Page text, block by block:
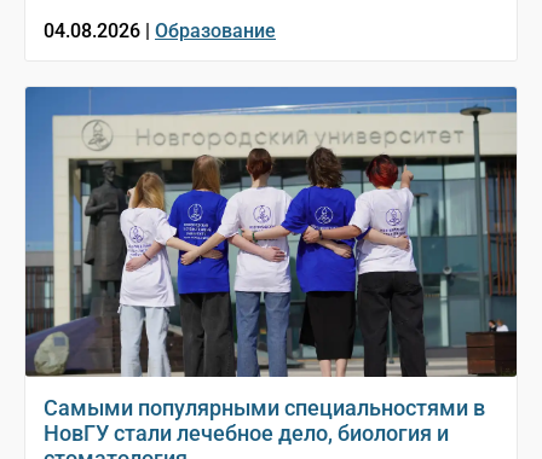
04.08.2026 | Образование
Самыми популярными специальностями в
НовГУ стали лечебное дело, биология и